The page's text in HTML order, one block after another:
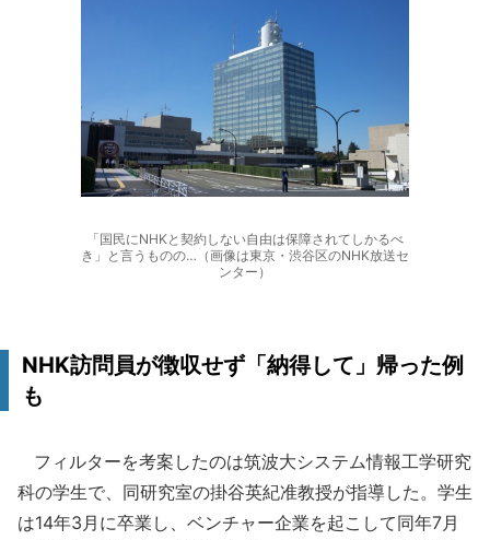
「国民にNHKと契約しない自由は保障されてしかるべ
き」と言うものの…（画像は東京・渋谷区のNHK放送セ
ンター）
NHK訪問員が徴収せず「納得して」帰った例
も
フィルターを考案したのは筑波大システム情報工学研究
科の学生で、同研究室の掛谷英紀准教授が指導した。学生
は14年3月に卒業し、ベンチャー企業を起こして同年7月